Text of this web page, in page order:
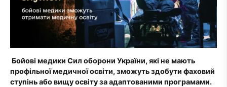
Бойові медики Сил оборони України, які не мають
профільної медичної освіти, зможуть здобути фаховий
ступінь або вищу освіту за адаптованими програмами.